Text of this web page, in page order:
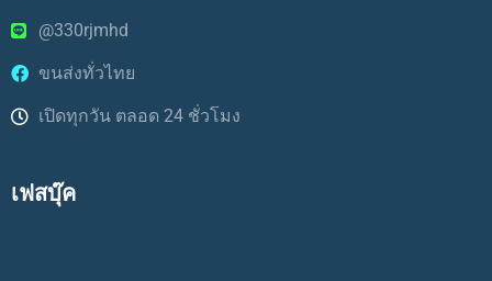
@330rjmhd
ขนส่งทั่วไทย
เปิดทุกวัน ตลอด 24 ชั่วโมง
เฟสบุ๊ค
LikeBox